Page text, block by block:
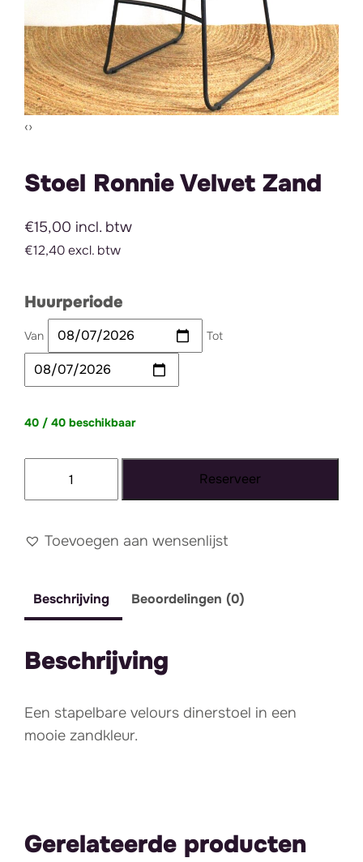
‹Vorige slide
›Volgende slide
Stoel Ronnie Velvet Zand
€15,00 incl. btw
€12,40 excl. btw
Huurperiode
Van Tot
40 / 40 beschikbaar
Zand
Reserveer
Toevoegen aan wensenlijst
Beschrijving Beoordelingen (0)
Beschrijving
Een stapelbare velours dinerstoel in een
mooie zandkleur.
Gerelateerde producten